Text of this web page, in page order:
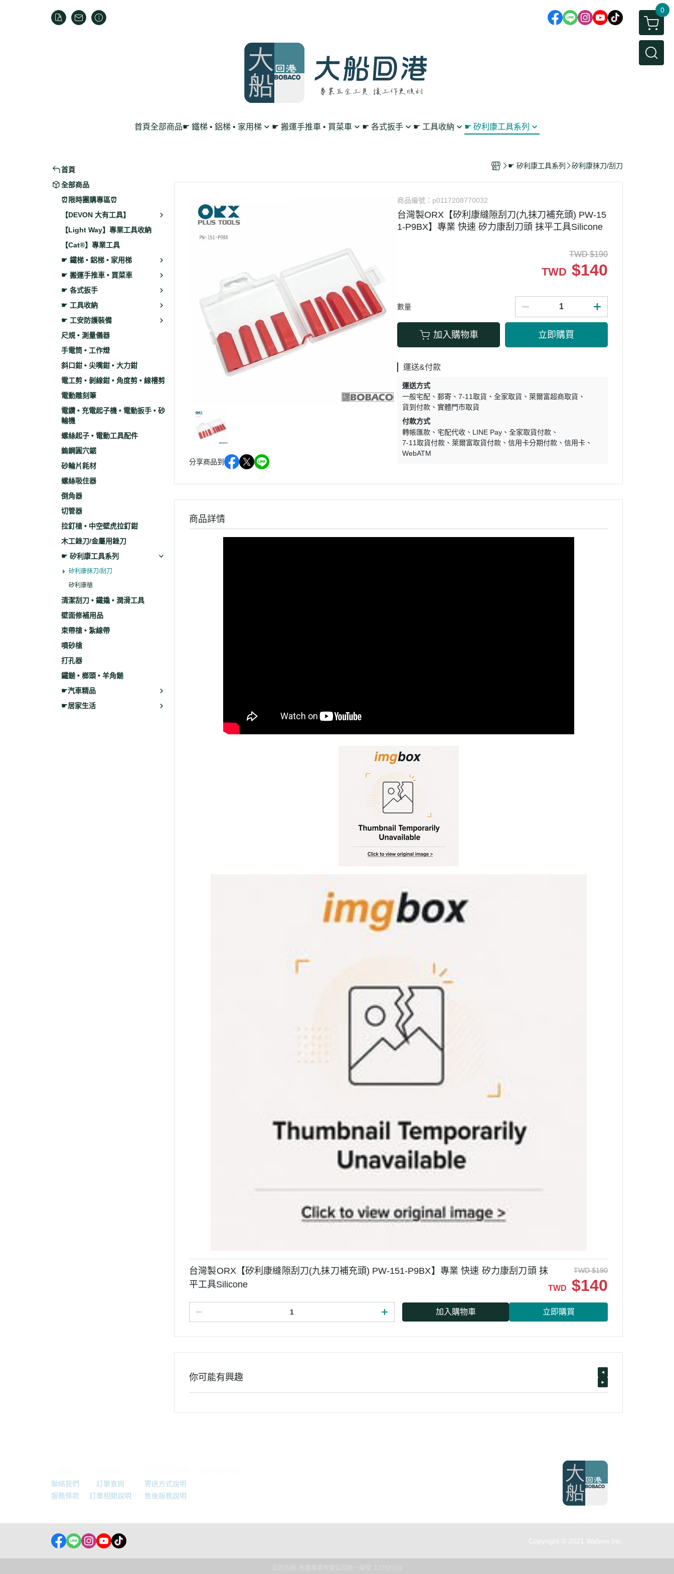
0
首頁全部商品☛ 鐵梯 • 鋁梯 • 家用梯 ☛ 搬運手推車 • 買菜車
L型平板手推車
☛ 各式扳手
搖頭 棘輪扳手
扳手套裝組 • 工具組
六角 • 球型 • 星型扳手
☛ 工具收納
零件收納盤 • 放置架
透明無塵背包
☛ 矽利康工具系列
首頁
全部商品
⏰限時團購專區⏰
【DEVON 大有工具】
【Light Way】專業工具收納
【Cat®】專業工具
☛ 鐵梯 • 鋁梯 • 家用梯
☛ 搬運手推車 • 買菜車
☛ 各式扳手
☛ 工具收納
☛ 工安防護裝備
尺規 • 測量儀器
手電筒 • 工作燈
斜口鉗 • 尖嘴鉗 • 大力鉗
電工剪 • 剝線鉗 • 角度剪 • 線槽剪
電動雕刻筆
電鑽 • 充電起子機 • 電動扳手 • 砂
輪機
螺絲起子 • 電動工具配件
鎢鋼圓穴鋸
砂輪片耗材
螺絲吸住器
倒角器
切管器
拉釘槍 • 中空壁虎拉釘鉗
木工銼刀/金屬用銼刀
☛ 矽利康工具系列
矽利康抹刀/刮刀
矽利康槍
清潔刮刀 • 鐵撬 • 潤滑工具
壁面修補用品
束帶槍 • 紮線帶
噴砂槍
打孔器
鐵鎚 • 榔頭 • 羊角鎚
☛汽車精品
☛居家生活
☛ 矽利康工具系列 矽利康抹刀/刮刀
分享商品到
商品編號： p0117208770032
台灣製ORX【矽利康縫隙刮刀(九抹刀補充頭) PW-15
1-P9BX】專業 快速 矽力康刮刀頭 抹平工具Silicone
TWD $190
TWD $140
數量
加入購物車 立即購買
運送&付款
運送方式
一般宅配
郵寄 7-11取貨 全家取貨
萊爾富超商取貨
貨到付款
實體門市取貨
付款方式
轉帳匯款
宅配代收 LINE Pay
全家取貨付款
7-11取貨付款
萊爾富取貨付款 信用卡分期付款
信用卡
WebATM
商品詳情
台灣製ORX【矽利康縫隙刮刀(九抹刀補充頭) PW-151-P9BX】專業 快速 矽力康刮刀頭 抹
平工具Silicone
TWD $190
TWD $140
加入購物車 立即購買
你可能有興趣
聯絡我們
服務條款
訂單查詢
訂單相關說明
寄送方式說明
售後服務說明
Copyright © 2021 Wabow Inc.